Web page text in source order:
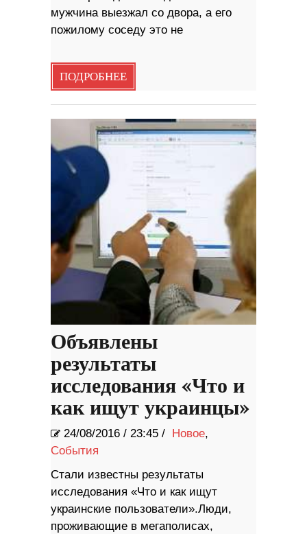
мужчина выезжал со двора, а его
пожилому соседу это не
ПОДРОБНЕЕ
Объявлены
результаты
исследования «Что и
как ищут украинцы»
24/08/2016 / 23:45 / Новое,
События
Стали известны результаты
исследования «Что и как ищут
украинские пользователи».Люди,
проживающие в мегаполисах,